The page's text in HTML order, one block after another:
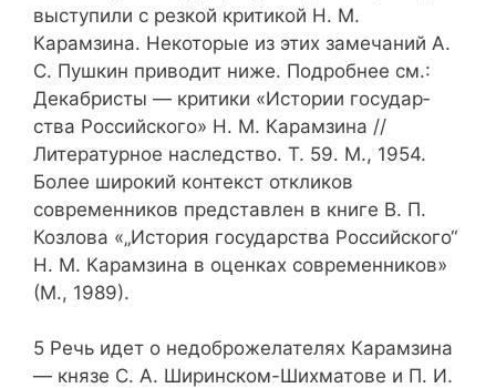
выступили с резкой кри­тикой H. M.
Карамзина. Некоторые из этих замечаний А.
С. Пушкин при­водит ниже. Подробнее см.:
Декабристы — критики «Истории государ­
ства Российского» Н. М. Карамзина //
Литературное наследство. Т. 59. М., 1954.
Более широкий контекст откликов
современников представлен в книге В. П.
Козлова «„История государства Российского“
H. M. Карам­зина в оценках современников»
(М., 1989).
5 Речь идет о недоброжелателях Карамзина
— князе С. А. Ширинском-Шихматове и П. И.